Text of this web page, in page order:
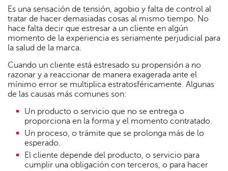
Es una sensación de tensión, agobio y falta de control al
tratar de hacer demasiadas cosas al mismo tiempo. No
hace falta decir que estresar a un cliente en algún
momento de la experiencia es seriamente perjudicial para
la salud de la marca.
Cuando un cliente está estresado su propensión a no
razonar y a reaccionar de manera exagerada ante el
mínimo error se multiplica estratosféricamente. Algunas
de las causas más comunes son:
Un producto o servicio que no se entrega o
proporciona en la forma y el momento contratado.
Un proceso, o trámite que se prolonga más de lo
esperado.
El cliente depende del producto, o servicio para
cumplir una obligación con terceros, o para hacer